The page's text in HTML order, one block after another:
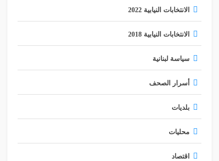
الانتخابات النيابية 2022
الانتخابات النيابية 2018
سياسة لبنانية
أسرار الصحف
بلديات
محليات
اقتصاد